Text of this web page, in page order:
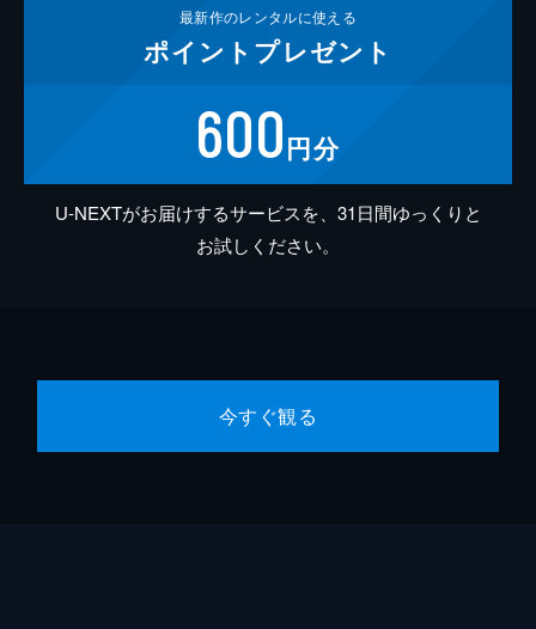
最新作のレンタルに使える
ポイント プレゼント
600円分
U-NEXTがお届けするサービスを、31日間ゆっくりと
お試しください。
今すぐ観る